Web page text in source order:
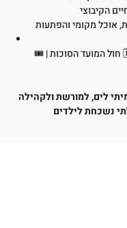
הקיבוצי
אוכל מקומי והפתעות
חול המועד הסוכות | 🎟️
לים, למורשת ולקהילה
נשכחת לילדים